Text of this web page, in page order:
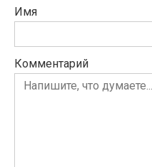
Имя
Комментарий